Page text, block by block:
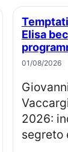
Temptation island 2026 Giovanni ed
Elisa
01/08/2026
Giovanni Grazioso e Elisa
2026:
segreto